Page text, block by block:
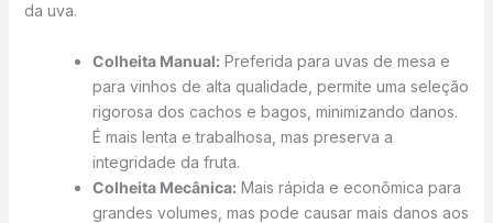
da uva.
Colheita Manual:Preferida para uvas de mesa e
para vinhos de alta qualidade, permite uma seleção
rigorosa dos cachos e bagos, minimizando danos.
É mais lenta e trabalhosa, mas preserva a
integridade da fruta.
Colheita Mecânica:Mais rápida e econômica para
grandes volumes, mas pode causar mais danos aos